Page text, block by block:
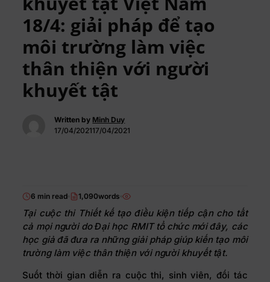
18/4: giải pháp để tạo
môi trường làm việc
thân thiện với người
khuyết tật
Written by Minh Duy
17/04/202117/04/2021
6 min read 1,090words
Tại cuộc thi Thiết kế tạo điều kiện tiếp cận cho tất
cả mọi người do Đại học RMIT tổ chức mới đây, các
học giả đã đưa ra những giải pháp giúp kiến tạo môi
trường làm việc thân thiện với người khuyết tật.
Suốt thời gian diễn ra cuộc thi, sinh viên, đối tác